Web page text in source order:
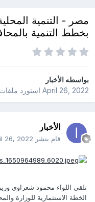
بخطط التنمية
بواسطهالأخبار
April 26, 2022استورد ملفات
الأخبار
قام بنشر 26, 2022
تلقى اللواء محمود شعراوى وزير
الخطة الاستثمارية للوزارة